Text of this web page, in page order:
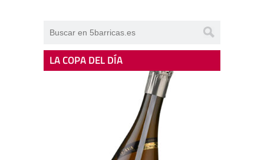
LA COPA DEL DÍA